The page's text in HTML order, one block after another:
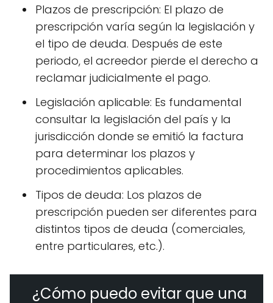
Plazos de prescripción: El plazo de
prescripción varía según la legislación y
el tipo de deuda. Después de este
periodo, el acreedor pierde el derecho a
reclamar judicialmente el pago.
Legislación aplicable: Es fundamental
consultar la legislación del país y la
jurisdicción donde se emitió la factura
para determinar los plazos y
procedimientos aplicables.
Tipos de deuda: Los plazos de
prescripción pueden ser diferentes para
distintos tipos de deuda (comerciales,
entre particulares, etc.).
¿Cómo puedo evitar que una